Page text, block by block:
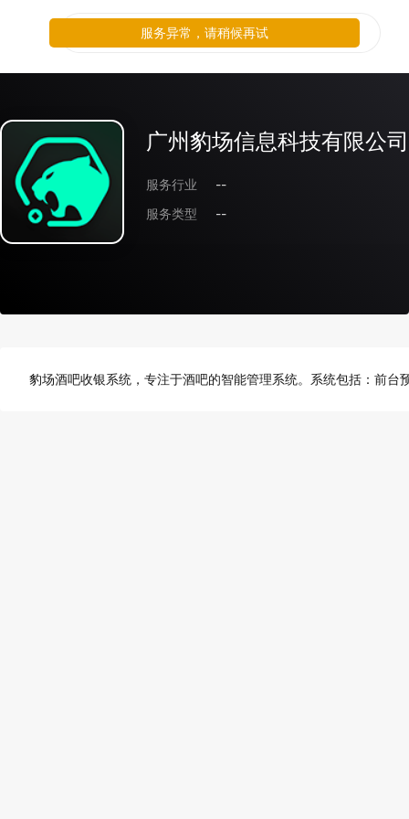
广州豹场信息科技有限公司
服务行业
--
服务类型
--
豹场酒吧收银系统，专注于酒吧的智能管理系统。系统包括：前
服务异常，请稍候再试